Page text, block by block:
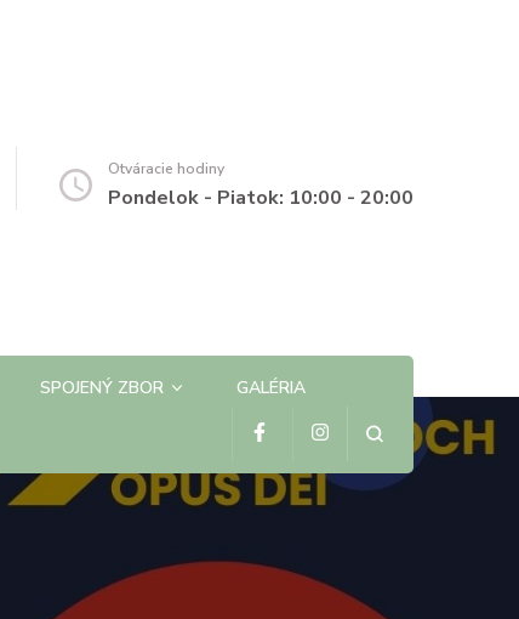
Otváracie hodiny
Pondelok - Piatok: 10:00 - 20:00
SPOJENÝ ZBOR GALÉRIA